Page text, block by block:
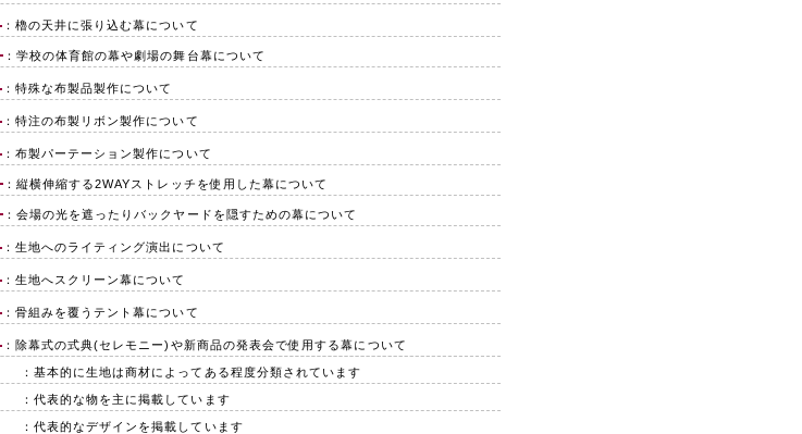
：櫓の天井に張り込む幕について
：学校の体育館の幕や劇場の舞台幕について
：特殊な布製品製作について
：特注の布製リボン製作について
：布製パーテーション製作について
：縦横伸縮する2WAYストレッチを使用した幕について
：会場の光を遮ったりバックヤードを隠すための幕について
：生地へのライティング演出について
：生地へスクリーン幕について
：骨組みを覆うテント幕について
：除幕式の式典(セレモニー)や新商品の発表会で使用する幕について
：基本的に生地は商材によってある程度分類されています
：代表的な物を主に掲載しています
：代表的なデザインを掲載しています